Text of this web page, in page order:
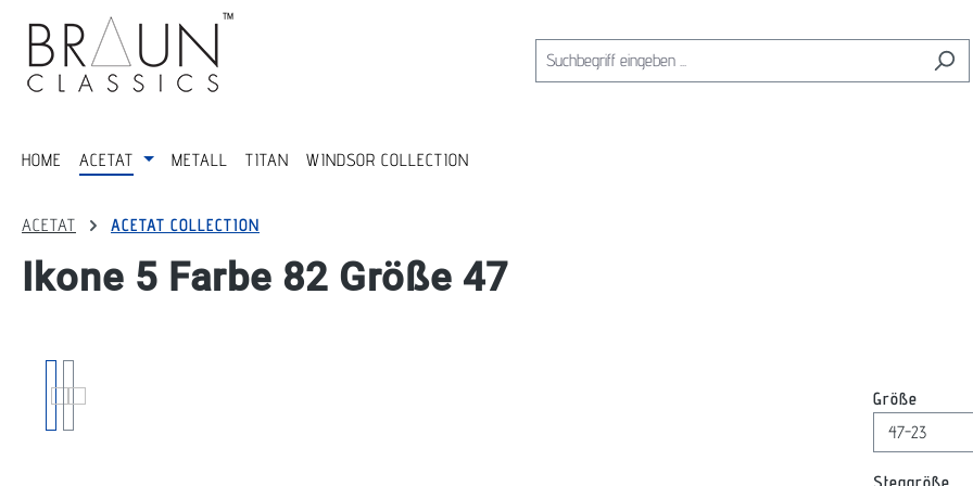
Zur Hauptnavigation springen
HOME ACETAT METALL TITAN WINDSOR COLLECTION
ACETAT ACETAT COLLECTION
Ikone 5 Farbe 82 Größe 47
Größe